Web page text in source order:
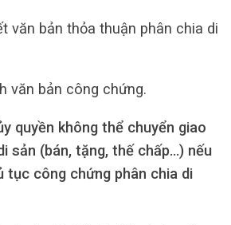
văn bản thỏa thuận phân chia di
văn bản công chứng.
quyền không thể chuyển giao
sản (bán, tặng, thế chấp…) nếu
tục công chứng phân chia di